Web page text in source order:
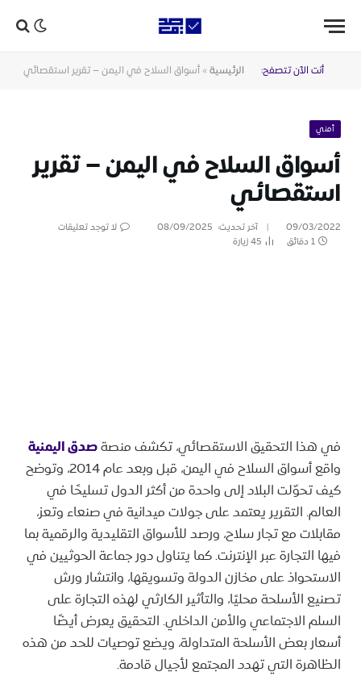
أنت الآن تتصفح: الرئيسية » أسواق السلاح في اليمن – تقرير استقصائي
أمني
أسواق السلاح في اليمن – تقرير
استقصائي
09/03/2022 آخر تحديث: 08/09/2025
لا توجد تعليقات
1 دقائق
45زيارة
في هذا التحقيق الاستقصائي، تكشف منصةصدق اليمنية
واقع أسواق السلاح في اليمن، قبل وبعد عام 2014، وتوضح
كيف تحوّلت البلاد إلى واحدة من أكثر الدول تسليحًا في
العالم. التقرير يعتمد على جولات ميدانية في صنعاء وتعز،
مقابلات مع تجار سلاح، ورصد للأسواق التقليدية والرقمية بما
فيها التجارة عبر الإنترنت. كما يتناول دور جماعة الحوثيين في
الاستحواذ على مخازن الدولة وتسويقها، وانتشار ورش
تصنيع الأسلحة محليًا، والتأثير الكارثي لهذه التجارة على
السلم الاجتماعي والأمن الداخلي. التحقيق يعرض أيضًا
أسعار بعض الأسلحة المتداولة، ويضع توصيات للحد من هذه
الظاهرة التي تهدد المجتمع لأجيال قادمة.